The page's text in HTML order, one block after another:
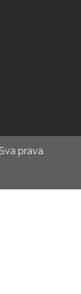
prava